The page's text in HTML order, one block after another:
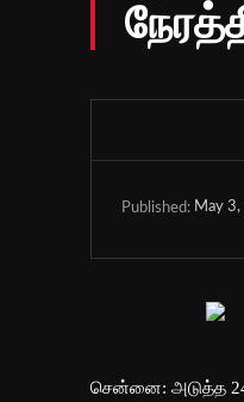
Published: May
சென்னை: அடுத்த